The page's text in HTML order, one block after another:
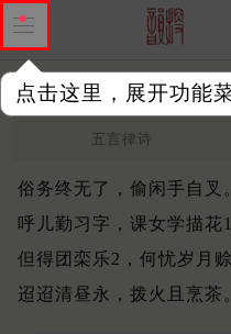
点击这里，展开功能
闲中口占 晚清 ·费
五言律诗
俗务终无了，偷闲手自叉
呼儿勤习字，课女学描花1
但得团栾乐2，何忧岁月赊
迢迢清昼永，拨火且烹茶